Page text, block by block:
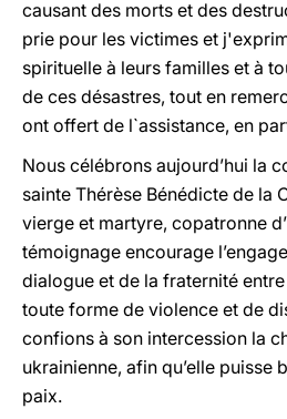
causant des morts et des
prie pour les victimes et
spirituelle à leurs familles et à
de ces désastres, tout en
ont offert de l`assistance, en
Nous célébrons aujourd’hui la
sainte Thérèse Bénédicte de la
vierge et martyre, copatronne
témoignage encourage
dialogue et de la fraternité
toute forme de violence et de
confions à son intercession la
ukrainienne, afin qu’elle puisse
paix.